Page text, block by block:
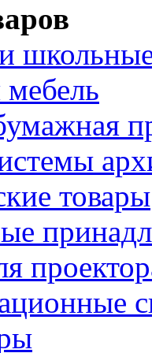
товары